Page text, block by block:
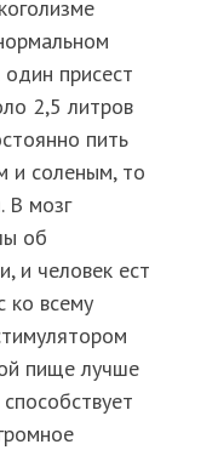
присест
2,5 литров
пить
и соленым, то
В мозг
об
и человек ест
ко всему
пище лучше